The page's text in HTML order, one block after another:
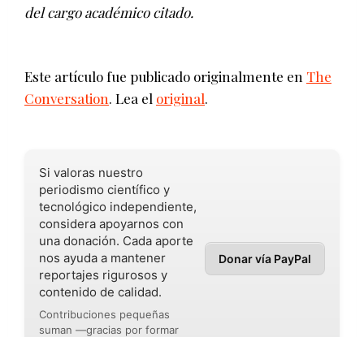
del cargo académico citado.
Este artículo fue publicado originalmente en The
Conversation. Lea el original.
Si valoras nuestro
periodismo científico y
tecnológico independiente,
considera apoyarnos con
una donación. Cada aporte
nos ayuda a mantener
reportajes rigurosos y
contenido de calidad.
Contribuciones pequeñas
suman —gracias por formar
Donar vía PayPal